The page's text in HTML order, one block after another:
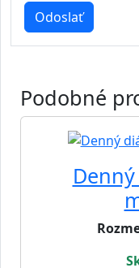
Podobné
Denný